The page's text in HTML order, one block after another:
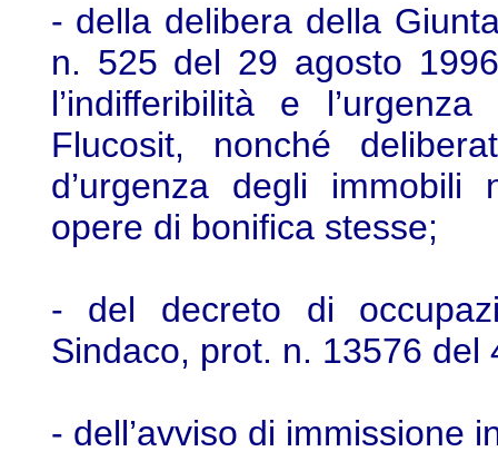
- della delibera della
n. 525 del 29 agosto
l’indifferibilità e
Flucosit, nonché
d’urgenza degli immobili
opere di bonifica stesse;
- del decreto di
Sindaco, prot. n. 13576 del
- dell’avviso di immissione